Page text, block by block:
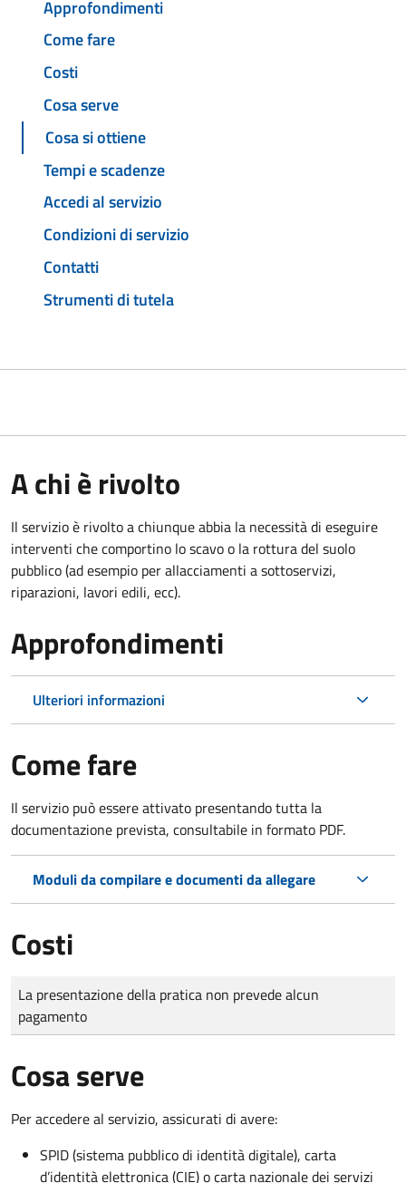
Approfondimenti
Come fare
Costi
Cosa serve
Cosa si ottiene
Tempi e scadenze
Accedi al servizio
Condizioni di servizio
Contatti
Strumenti di tutela
A chi è rivolto
Il servizio è rivolto a chiunque abbia la necessità di eseguire
interventi che comportino lo scavo o la rottura del suolo
pubblico (ad esempio per allacciamenti a sottoservizi,
riparazioni, lavori edili, ecc).
Approfondimenti
Ulteriori informazioni
Come fare
Il servizio può essere attivato presentando tutta la
documentazione prevista, consultabile in formato PDF.
Moduli da compilare e documenti da allegare
Costi
Tipo di pagamento
Importo
La presentazione della pratica non prevede alcun
pagamento
Cosa serve
Per accedere al servizio, assicurati di avere:
SPID (sistema pubblico di identità digitale), carta
d’identità elettronica (CIE) o carta nazionale dei servizi